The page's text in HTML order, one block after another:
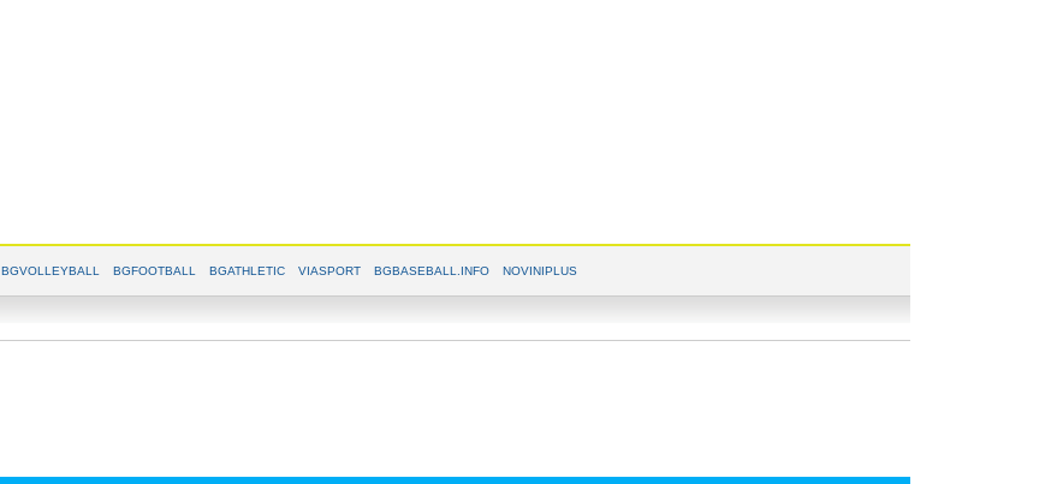
BGVOLLEYBALL BGFOOTBALL BGATHLETIC VIASPORT BGBASEBALL.INFO NOVINIPLUS